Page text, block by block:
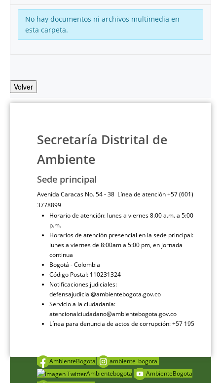
No hay documentos ni archivos multimedia en
esta carpeta.
Volver
Secretaría Distrital de
Ambiente
Sede principal
Avenida Caracas No. 54 - 38 Línea de atención +57 (601)
3778899
Horario de atención: lunes a viernes 8:00 a.m. a 5:00
p.m.
Horarios de atención presencial en la sede principal:
lunes a viernes de 8:00am a 5:00 pm, en jornada
continua
Bogotá - Colombia
Código Postal: 110231324
Notificaciones judiciales:
defensajudicial@ambientebogota.gov.co
Servicio a la ciudadanía:
atencionalciudadano@ambientebogota.gov.co
Línea para denuncia de actos de corrupción: +57 195
AmbienteBogota
ambiente_bogota
Ambientebogota
AmbienteBogota